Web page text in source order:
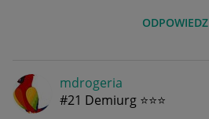
ODPOWIEDZ
mdrogeria
#21 Demiurg ⭐⭐⭐